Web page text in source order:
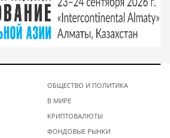
ОБЩЕСТВО И ПОЛИТИКА
В МИРЕ
КРИПТОВАЛЮТЫ
ФОНДОВЫЕ РЫНКИ